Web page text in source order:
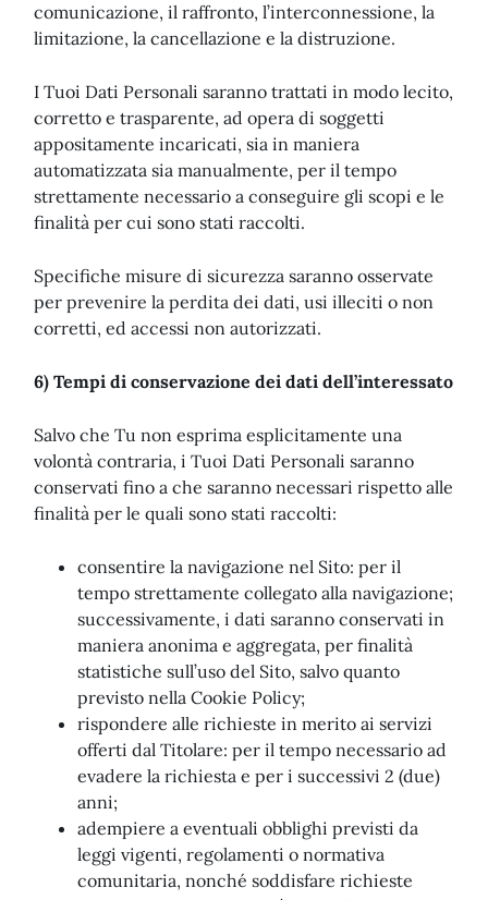
comunicazione, il raffronto, l’interconnessione, la
limitazione, la cancellazione e la distruzione.
I Tuoi Dati Personali saranno trattati in modo lecito,
corretto e trasparente, ad opera di soggetti
appositamente incaricati, sia in maniera
automatizzata sia manualmente, per il tempo
strettamente necessario a conseguire gli scopi e le
finalità per cui sono stati raccolti.
Specifiche misure di sicurezza saranno osservate
per prevenire la perdita dei dati, usi illeciti o non
corretti, ed accessi non autorizzati.
6) Tempi di conservazione dei dati dell’interessato
Salvo che Tu non esprima esplicitamente una
volontà contraria, i Tuoi Dati Personali saranno
conservati fino a che saranno necessari rispetto alle
finalità per le quali sono stati raccolti:
consentire la navigazione nel Sito: per il
tempo strettamente collegato alla navigazione;
successivamente, i dati saranno conservati in
maniera anonima e aggregata, per finalità
statistiche sull’uso del Sito, salvo quanto
previsto nella Cookie Policy;
rispondere alle richieste in merito ai servizi
offerti dal Titolare: per il tempo necessario ad
evadere la richiesta e per i successivi 2 (due)
anni;
adempiere a eventuali obblighi previsti da
leggi vigenti, regolamenti o normativa
comunitaria, nonché soddisfare richieste